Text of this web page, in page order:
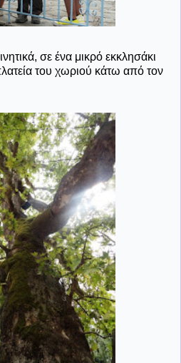
σε ένα μικρό εκκλησάκι
του χωριού κάτω από τον